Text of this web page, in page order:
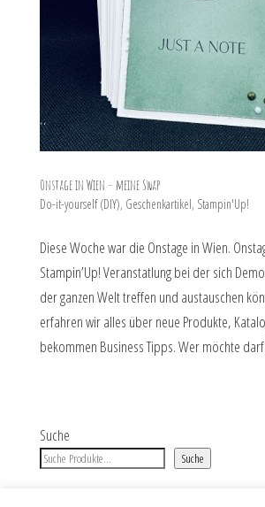
Onstage in Wien – meine Swap
Do-it-yourself (DIY), Geschenkartikel, Stampin'Up!
Diese Woche war die Onstage in Wien.
Stampin’Up! Veranstatlung bei der sich
der ganzen Welt treffen und austauschen
erfahren wir alles über neue Produkte,
bekommen Business Tipps. Wer möchte
Suche
Suche